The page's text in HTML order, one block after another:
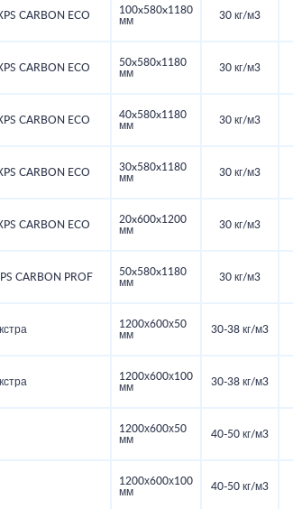
CARBON ECO
100x580x1180
мм
30 кг/м3
CARBON ECO
50x580x1180
мм
30 кг/м3
CARBON ECO
40x580x1180
мм
30 кг/м3
CARBON ECO
30x580x1180
мм
30 кг/м3
CARBON ECO
20x600x1200
мм
30 кг/м3
CARBON PROF
50x580x1180
мм
30 кг/м3
1200х600х50
мм
30-38 кг/м3
1200х600х100
мм
30-38 кг/м3
1200х600х50
мм
40-50 кг/м3
1200х600х100
мм
40-50 кг/м3